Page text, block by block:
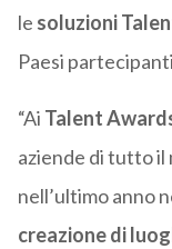
le soluzioni
Paesi
“Ai Talent
aziende di tutto il
nell’ultimo anno
creazione di